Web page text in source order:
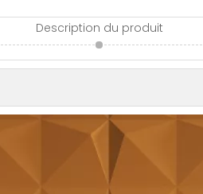
Description du produit